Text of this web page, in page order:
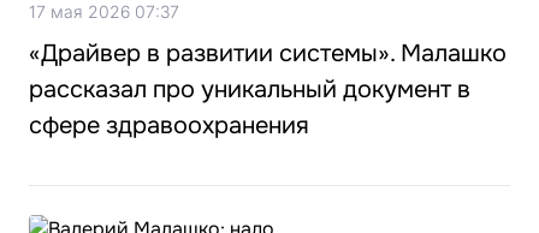
17 мая 2026 07:37
«Драйвер в развитии системы». Малашко
рассказал про уникальный документ в
сфере здравоохранения